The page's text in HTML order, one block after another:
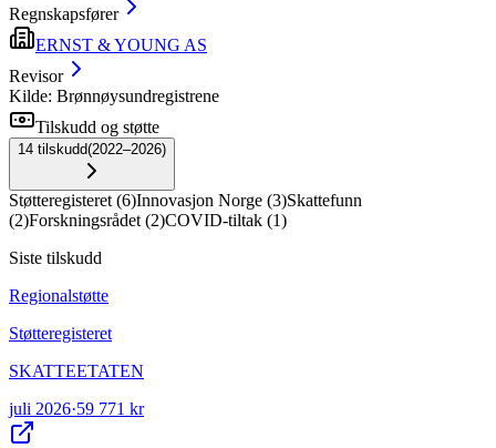
Regnskapsfører
ERNST & YOUNG AS
Revisor
Kilde: Brønnøysundregistrene
Tilskudd og støtte
14 tilskudd(2022–2026)
Støtteregisteret (6)Innovasjon Norge (3)Skattefunn
(2)Forskningsrådet (2)COVID-tiltak (1)
Siste tilskudd
Regionalstøtte
Støtteregisteret
SKATTEETATEN
juli 2026·59 771 kr